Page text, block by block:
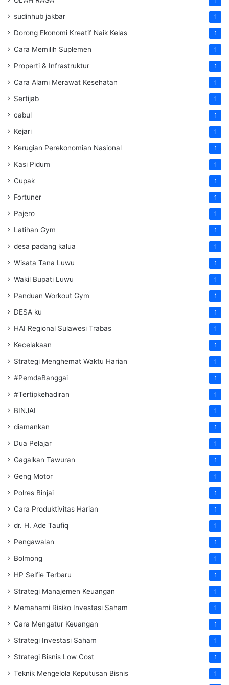
sudinhub jakbar 1
Dorong Ekonomi Kreatif Naik Kelas 1
Cara Memilih Suplemen 1
Properti & Infrastruktur 1
Cara Alami Merawat Kesehatan 1
Sertijab 1
cabul 1
Kejari 1
Kerugian Perekonomian Nasional 1
Kasi Pidum 1
Cupak 1
Fortuner 1
Pajero 1
Latihan Gym 1
desa padang kalua 1
Wisata Tana Luwu 1
Wakil Bupati Luwu 1
Panduan Workout Gym 1
DESA ku 1
HAI Regional Sulawesi Trabas 1
Kecelakaan 1
Strategi Menghemat Waktu Harian 1
#PemdaBanggai 1
#Tertipkehadiran 1
BINJAI 1
diamankan 1
Dua Pelajar 1
Gagalkan Tawuran 1
Geng Motor 1
Polres Binjai 1
Cara Produktivitas Harian 1
dr. H. Ade Taufiq 1
Pengawalan 1
Bolmong 1
HP Selfie Terbaru 1
Strategi Manajemen Keuangan 1
Memahami Risiko Investasi Saham 1
Cara Mengatur Keuangan 1
Strategi Investasi Saham 1
Strategi Bisnis Low Cost 1
Teknik Mengelola Keputusan Bisnis 1